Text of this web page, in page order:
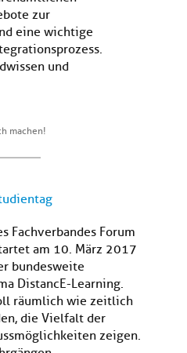
zur
eine wichtige
und
machen!
Fachverbandes Forum
am 10. März 2017
bundesweite
DistancE-Learning.
räumlich wie zeitlich
die Vielfalt der
zeigen.